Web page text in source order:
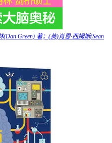
Green) 著；(英)肖恩·西姆斯(Sean